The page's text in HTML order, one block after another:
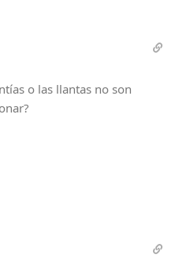
o las llantas no son